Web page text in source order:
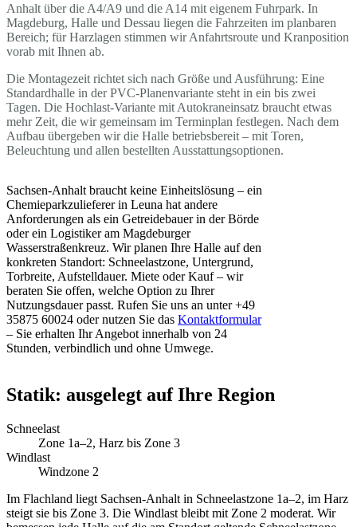
Anhalt über die A4/A9 und die A14 mit eigenem Fuhrpark. In
Magdeburg, Halle und Dessau liegen die Fahrzeiten im planbaren
Bereich; für Harzlagen stimmen wir Anfahrtsroute und Kranposition
vorab mit Ihnen ab.
Die Montagezeit richtet sich nach Größe und Ausführung: Eine
Standardhalle in der PVC-Planenvariante steht in ein bis zwei
Tagen. Die Hochlast-Variante mit Autokraneinsatz braucht etwas
mehr Zeit, die wir gemeinsam im Terminplan festlegen. Nach dem
Aufbau übergeben wir die Halle betriebsbereit – mit Toren,
Beleuchtung und allen bestellten Ausstattungsoptionen.
Sachsen-Anhalt braucht keine Einheitslösung – ein
Chemieparkzulieferer in Leuna hat andere
Anforderungen als ein Getreidebauer in der Börde
oder ein Logistiker am Magdeburger
Wasserstraßenkreuz. Wir planen Ihre Halle auf den
konkreten Standort: Schneelastzone, Untergrund,
Torbreite, Aufstelldauer. Miete oder Kauf – wir
beraten Sie offen, welche Option zu Ihrer
Nutzungsdauer passt. Rufen Sie uns an unter +49
35875 60024 oder nutzen Sie das Kontaktformular
– Sie erhalten Ihr Angebot innerhalb von 24
Stunden, verbindlich und ohne Umwege.
Statik: ausgelegt auf Ihre Region
Schneelast
Zone 1a–2, Harz bis Zone 3
Windlast
Windzone 2
Im Flachland liegt Sachsen-Anhalt in Schneelastzone 1a–2, im Harz
steigt sie bis Zone 3. Die Windlast bleibt mit Zone 2 moderat. Wir